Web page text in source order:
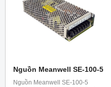
Nguồn Meanwell SE-100-5
Nguồn Meanwell SE-100-5